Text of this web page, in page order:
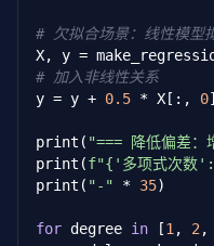
# 欠拟合场景：线性模型
X, y =
# 加入非线性关系
y = y + 0.5 * X[:, 0
print( "=== 降低偏差：
print(f"{'多项式次数
print( "-" * 35)
for degree in [1 , 2 ,